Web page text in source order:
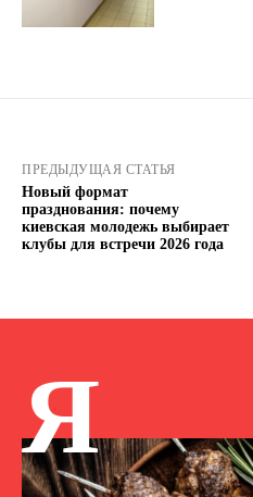
ПРЕДЫДУЩАЯ СТАТЬЯ
Новый формат
празднования: почему
киевская молодежь выбирает
клубы для встречи 2026 года
Я